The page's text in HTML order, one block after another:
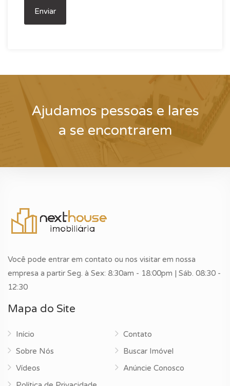
Ajudamos pessoas e lares
a se encontrarem
Você pode entrar em contato ou nos visitar em nossa
empresa a partir Seg. à Sex: 8:30am - 18:00pm | Sáb. 08:30 -
12:30
Mapa do Site
Início
Sobre Nós
Vídeos
Contato
Buscar Imóvel
Anúncie Conosco